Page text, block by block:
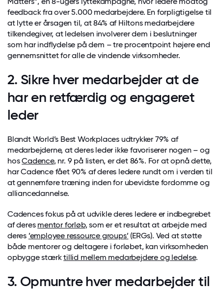
feedback fra over 5.000 medarbejdere. En forpligtigelse til
at lytte er årsagen til, at 84% af Hiltons medarbejdere
tilkendegiver, at ledelsen involverer dem i beslutninger
som har indflydelse på dem – tre procentpoint højere end
gennemsnittet for alle de vindende virksomheder.
2. Sikre hver medarbejder at de
har en retfærdig og engageret
leder
Blandt World’s Best Workplaces udtrykker 79% af
medarbejderne, at deres leder ikke favoriserer nogen – og
hosCadence, nr. 9 på listen, er det 86%. For at opnå dette,
har Cadence fået 90% af deres ledere rundt om i verden til
at gennemføre træning inden for ubevidste fordomme og
alliancedannelse.
Cadences fokus på at udvikle deres ledere er indbegrebet
af deres mentor forløb, som er et resultat at arbejde med
deres ’employee ressource groups’ (ERGs). Ved at støtte
både mentorer og deltagere i forløbet, kan virksomheden
opbygge stærktillid mellem medarbejdere og ledelse.
3. Opmuntre hver medarbejder til